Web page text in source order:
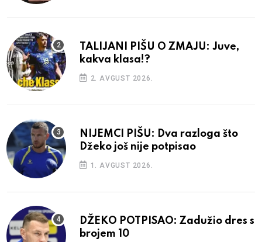
TALIJANI PIŠU O ZMAJU: Juve,
kakva klasa!?
2. AVGUST 2026.
NIJEMCI PIŠU: Dva razloga što
Džeko još nije potpisao
1. AVGUST 2026.
DŽEKO POTPISAO: Zadužio dres s
brojem 10